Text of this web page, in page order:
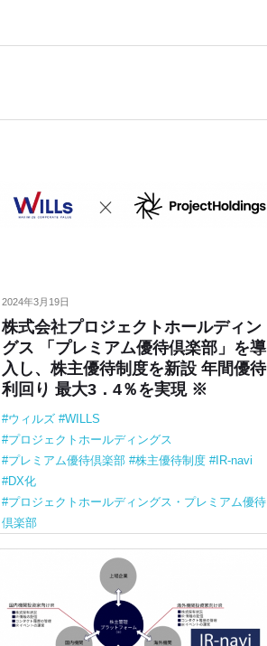
2024年3月19日
株式会社プロジェクトホールディン
グス 「プレミアム優待倶楽部」を導
入し、株主優待制度を新設 年間優待
利回り 最大3．4％を実現 ※
ウィルズ
WILLS
プロジェクトホールディングス
プレミアム優待倶楽部
株主優待制度
IR-navi
DX化
プロジェクトホールディングス・プレミアム優待
倶楽部